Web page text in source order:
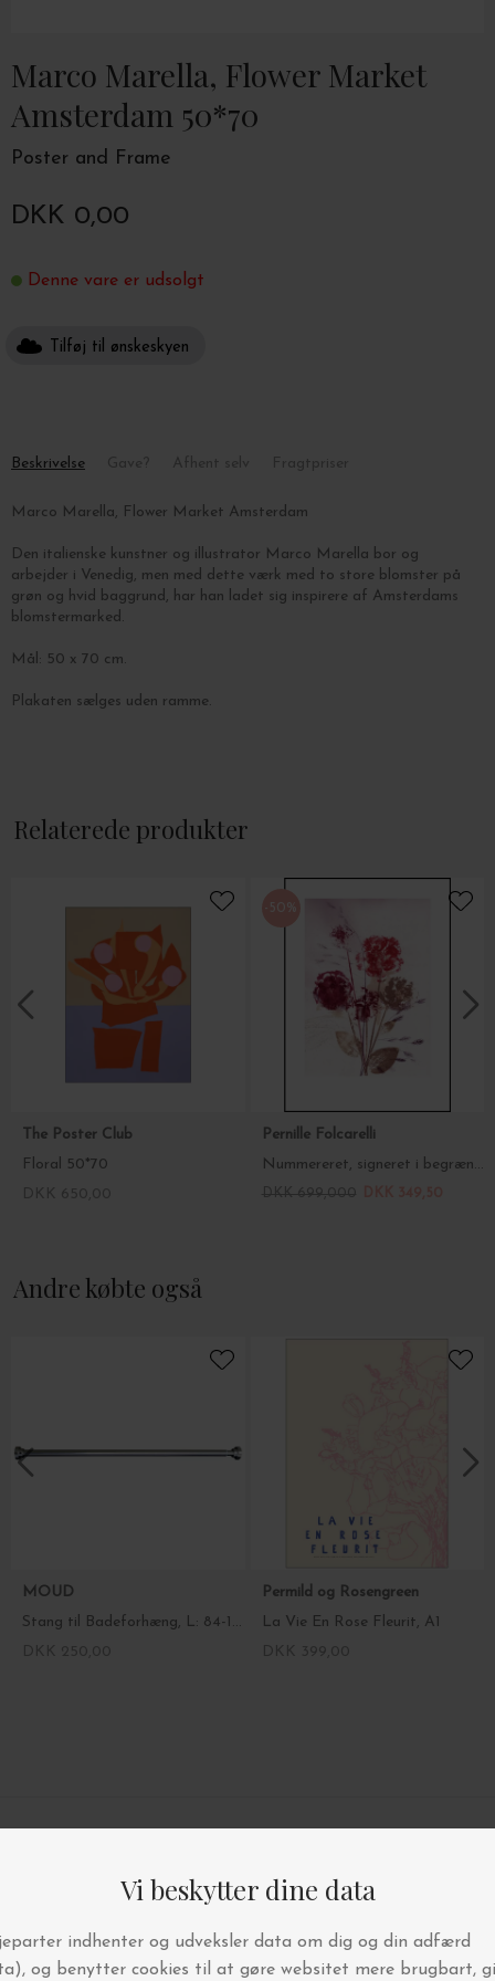
Marco Marella, Flower Market
Amsterdam 50*70
Poster and Frame
DKK 0,00
Denne vare er udsolgt
Tilføj til ønskeskyen
Beskrivelse
Marco Marella, Flower Market Amsterdam
Den italienske kunstner og illustrator Marco Marella bor og
arbejder i Venedig, men med dette værk med to store blomster på
grøn og hvid baggrund, har han ladet sig inspirere af Amsterdams
blomstermarked.
Mål: 50 x 70 cm.
Plakaten sælges uden ramme.
Relaterede produkter
The Poster Club
Floral 50*70
-50%
Pernille Folcarelli
Nummereret, signeret i begrænset oplag.Flower Bouquet Dusty, 50x70
Andre købte også
MOUD
Stang til Badeforhæng, L: 84-155
Permild og Rosengreen
La Vie En Rose Fleurit, A1
BYT OG AFHENT I BUTIKKEN
FRI FRAGT OVER 499,-